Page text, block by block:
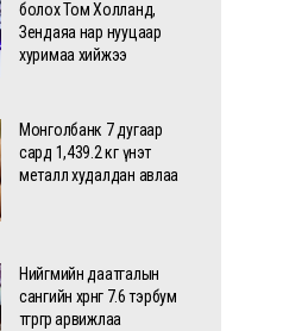
болох Том Холланд,
Зендаяа нар нууцаар
хуримаа хийжээ
Монголбанк 7 дугаар
сард 1,439.2 кг үнэт
металл худалдан авлаа
Нийгмийн даатгалын
сангийн хөрөнгө 7.6 тэрбум
төгрөгөөр арвижлаа